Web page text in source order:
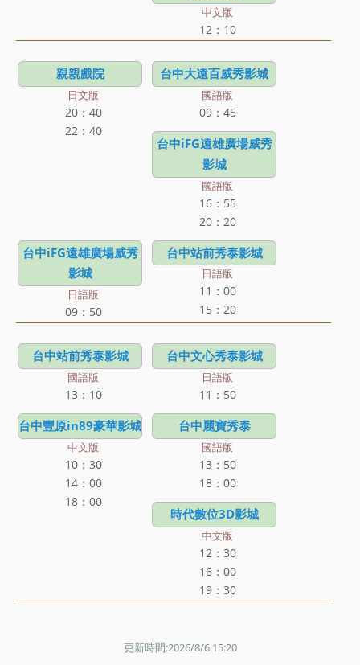
中文版
12：10
親親戲院
日文版
20：40
22：40
台中大遠百威秀影城
國語版
09：45
台中iFG遠雄廣場威秀
影城
國語版
16：55
20：20
台中iFG遠雄廣場威秀
影城
日語版
09：50
台中站前秀泰影城
日語版
11：00
15：20
台中站前秀泰影城
國語版
13：10
台中文心秀泰影城
日語版
11：50
台中豐原in89豪華影城
中文版
10：30
14：00
18：00
台中麗寶秀泰
國語版
13：50
18：00
時代數位3D影城
中文版
12：30
16：00
19：30
更新時間:2026/8/6 15:20